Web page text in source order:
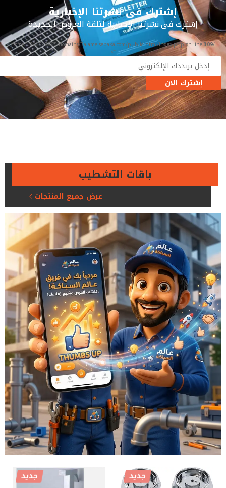
إشترك فى نشرتنا الإخبارية
إشترك فى نشرتنا الإخبارية لتلقة العروض الجديدة
/home/u296548860/domains/3alamelsebaka.com/public_html/index.php on line
309
">
إشترك الان
باقات التشطيب
عرض جميع المنتجات
جديد جديد